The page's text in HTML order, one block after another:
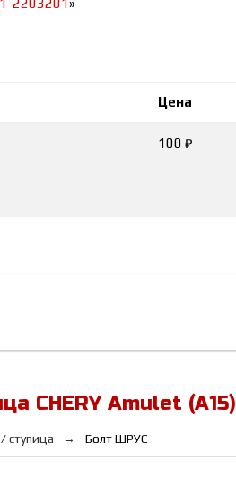
2203201»
Цена
100 ₽
CHERY Amulet (A15)
ступица Болт ШРУС